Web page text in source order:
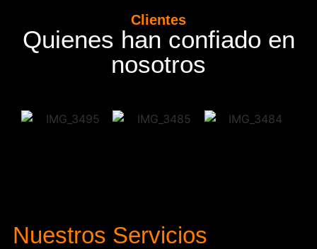
Clientes
Quienes han confiado en
nosotros
Nuestros Servicios